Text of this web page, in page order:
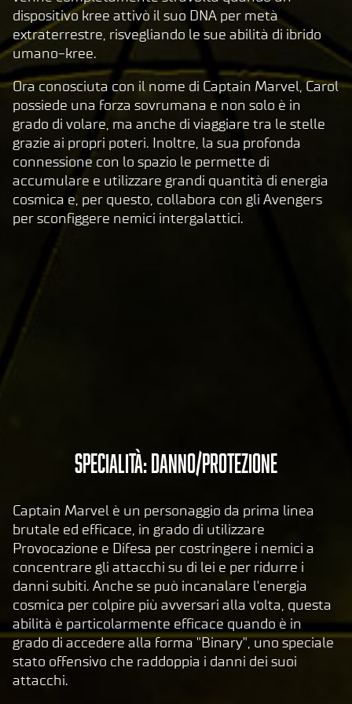
Clic
cand
o su
Gioc
a,
acce
tti
la
pol
itic
sul
pri
men
to
dei
dati
ai
serv
er di
Goog
le.
dispositivo kree attivò il suo DNA per metà
extraterrestre, risvegliando le sue abilità di ibrido
umano-kree.
Ora conosciuta con il nome di Captain Marvel, Carol
possiede una forza sovrumana e non solo è in
grado di volare, ma anche di viaggiare tra le stelle
grazie ai propri poteri. Inoltre, la sua profonda
connessione con lo spazio le permette di
accumulare e utilizzare grandi quantità di energia
cosmica e, per questo, collabora con gli Avengers
per sconfiggere nemici intergalattici.
e
p
t
&
P
l
a
y
Specialità: Danno/Protezione
Captain Marvel è un personaggio da prima linea
brutale ed efficace, in grado di utilizzare
Provocazione e Difesa per costringere i nemici a
concentrare gli attacchi su di lei e per ridurre i
danni subiti. Anche se può incanalare l'energia
cosmica per colpire più avversari alla volta, questa
abilità è particolarmente efficace quando è in
grado di accedere alla forma "Binary", uno speciale
stato offensivo che raddoppia i danni dei suoi
attacchi.